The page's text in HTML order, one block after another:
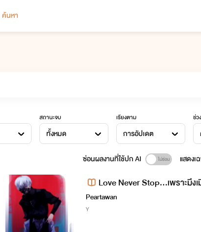
ค้นหา
สถานะจบ
ทั้งหมด
เรียงตาม
การอัปเดต
ช่ว
ซ่อนผลงานที่ใช้ปก AI แสดงเ
Love Never Stop...เพราะมึง
Peartawan
Y